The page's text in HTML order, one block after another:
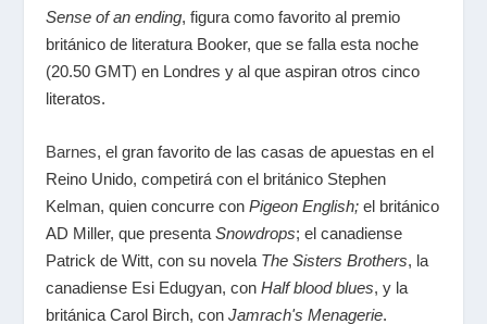
Sense of an ending, figura como favorito al premio
británico de literatura Booker, que se falla esta noche
(20.50 GMT) en Londres y al que aspiran otros cinco
literatos.
Barnes, el gran favorito de las casas de apuestas en el
Reino Unido, competirá con el británico Stephen
Kelman, quien concurre conPigeon English; el británico
AD Miller, que presentaSnowdrops; el canadiense
Patrick de Witt, con su novela The Sisters Brothers, la
canadiense Esi Edugyan, conHalf blood blues, y la
británica Carol Birch, conJamrach's Menagerie.